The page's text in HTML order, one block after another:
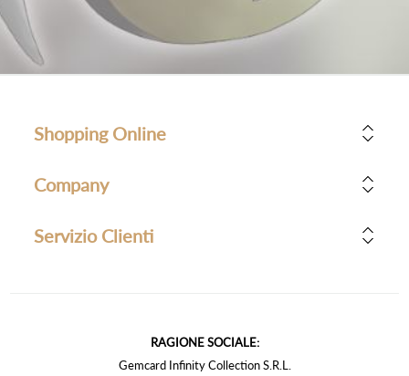
Shopping Online
Company
Servizio Clienti
RAGIONE SOCIALE:
Gemcard Infinity Collection S.R.L.